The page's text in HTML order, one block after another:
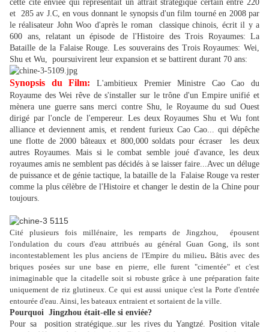
cette cité enviée qui représentait un attrait stratégique certain entre 220
et 285 av J.C, en vous donnant le synopsis d'un film tourné en 2008 par
le réalisateur John Woo d'après le roman classique chinois, écrit il y a
600 ans, relatant un épisode de l'Histoire des Trois Royaumes: La
Bataille de la Falaise Rouge. Les souverains des Trois Royaumes: Wei,
Shu et Wu, poursuivirent leur expansion et se battirent durant 70 ans:
Synopsis du Film: L'ambitieux Premier Ministre Cao Cao du
Royaume des Wei rêve de s'installer sur le trône d'un Empire unifié et
mènera une guerre sans merci contre Shu, le Royaume du sud Ouest
dirigé par l'oncle de l'empereur. Les deux Royaumes Shu et Wu font
alliance et deviennent amis, et rendent furieux Cao Cao... qui dépêche
une flotte de 2000 bâteaux et 800,000 soldats pour écraser les deux
autres Royaumes. Mais si le combat semble joué d'avance, les deux
royaumes amis ne semblent pas décidés à se laisser faire...Avec un déluge
de puissance et de génie tactique, la bataille de la Falaise Rouge va rester
comme la plus célèbre de l'Histoire et changer le destin de la Chine pour
toujours.
Cité plusieurs fois millénaire, les remparts de Jingzhou, épousent
l'ondulation du cours d'eau attribués au général Guan Gong, ils sont
incontestablement les plus anciens de l'Empire du milieu. Bâtis avec des
briques posées sur une base en pierre, elle furent "cimentée" et c'est
inimaginable que la citadelle soit si robuste grâce à une préparation faite
uniquement de riz glutineux. Ce qui est aussi unique c'est la Porte d'entrée
entourée d'eau. Ainsi, les bateaux entraient et sortaient de la ville.
Pourquoi Jingzhou était-elle si enviée?
Pour sa position stratégique..sur les rives du Yangtzé. Position vitale